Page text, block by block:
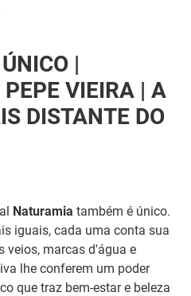
|
VIEIRA | A
DISTANTE DO
Naturamia também é único.
iguais, cada uma conta sua
veios, marcas d'água e
lhe conferem um poder
que traz bem-estar e beleza